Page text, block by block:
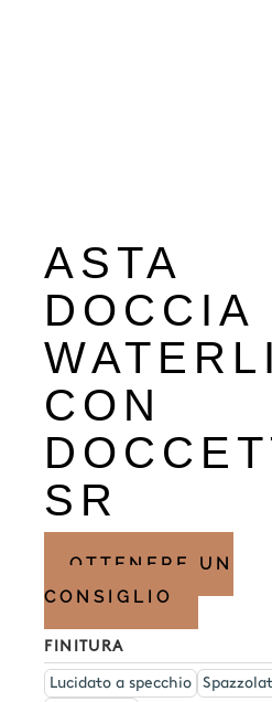
ASTA
DOCCIA
CON
SR
OTTENERE UN
CONSIGLIO
FINITURA
Lucidato a specchio